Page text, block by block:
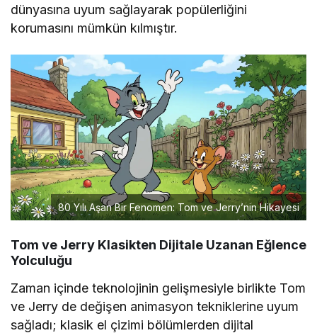
dünyasına uyum sağlayarak popülerliğini
korumasını mümkün kılmıştır.
80 Yılı Aşan Bir Fenomen: Tom ve Jerry’nin Hikayesi
Tom ve Jerry Klasikten Dijitale Uzanan Eğlence
Yolculuğu
Zaman içinde teknolojinin gelişmesiyle birlikte Tom
ve Jerry de değişen animasyon tekniklerine uyum
sağladı; klasik el çizimi bölümlerden dijital